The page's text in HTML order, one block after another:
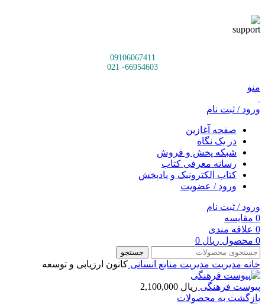
09106067411
66954603- 021
منو
ورود / ثبت نام
صفحه آغازین
در یک نگاه
شبکه پخش و فروش
رسانه معرفی کتاب
کتاب الکترونیک و پادپخش
ورود / عضویت
ورود / ثبت نام
0 مقایسه
0 علاقه مندی
0 محصول ریال
جستجو
خانه مديريت مدیریت منابع انسانی کانون ارزیابی و توسعه
پیوست فرهنگی ریال
بازگشت به محصولات